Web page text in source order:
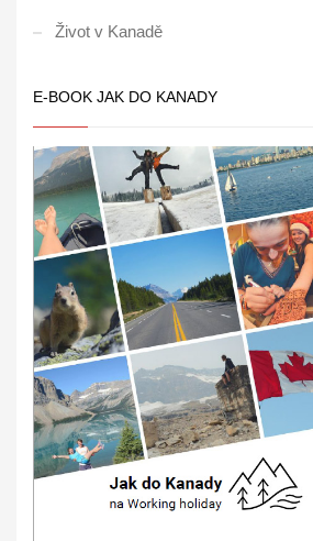
Život v Kanadě
E-BOOK JAK DO KANADY